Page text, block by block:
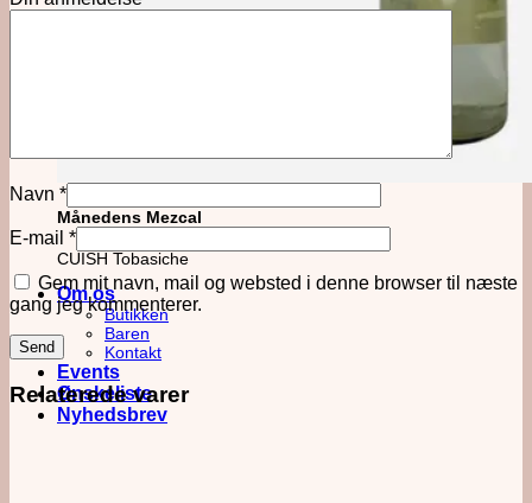
Månedens Mezcal
CUISH Tobasiche
Om os
Butikken
Baren
Kontakt
Events
Ønskeliste
Nyhedsbrev
Navn *
E-mail *
Gem mit navn, mail og websted i denne browser til næste
gang jeg kommenterer.
Relaterede varer